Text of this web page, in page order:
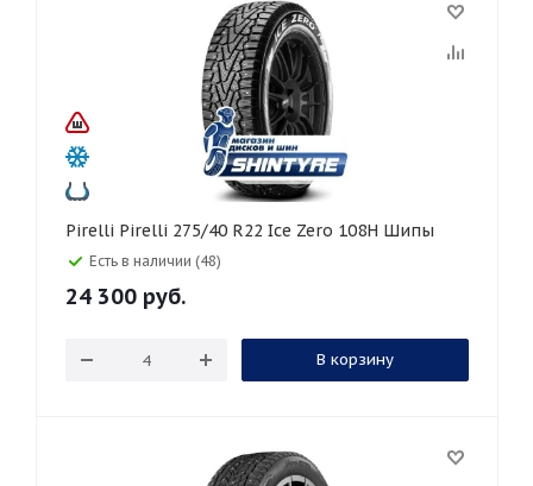
Pirelli Pirelli 275/40 R22 Ice Zero 108H Шипы
Есть в наличии (48)
24 300 руб.
В корзину